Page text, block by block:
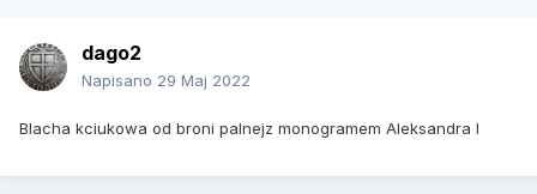
dago2
Napisano 29 Maj 2022
Blacha kciukowa od broni palnejz monogramem Aleksandra I